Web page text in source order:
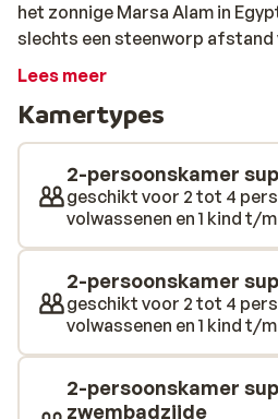
het zonnige Marsa Alam in
slechts een steenworp afstand
Rode Zee, de ideale locatie voor
ontdekken of jezelf vermaken
watersporten. Bij dit hotel
ontspanning. Neem een duik in
beleef een spannende dag in
meerdere glijbanen. Wanneer
vermaken in kids club, kom jij
luxe spa! Een dagje actie? Je
de tennisbaan of meedoen met
beachvolleybal. Het resort
ervaring, met smakelijke
dag door kunt genieten. Laat je
van alles wat Pickalbatros Vita
Lees meer
Kamertypes
2-persoonskamer
geschikt voor 2 tot 4
volwassenen en 1 kind t/m
2-persoonskamer
geschikt voor 2 tot 4
volwassenen en 1 kind t/m
2-persoonskamer
zwembadzijde